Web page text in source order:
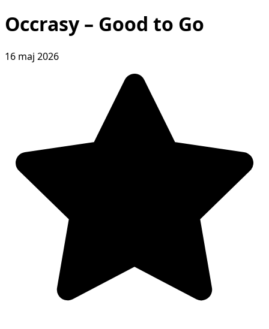
Occrasy – Good to Go
16 maj 2026